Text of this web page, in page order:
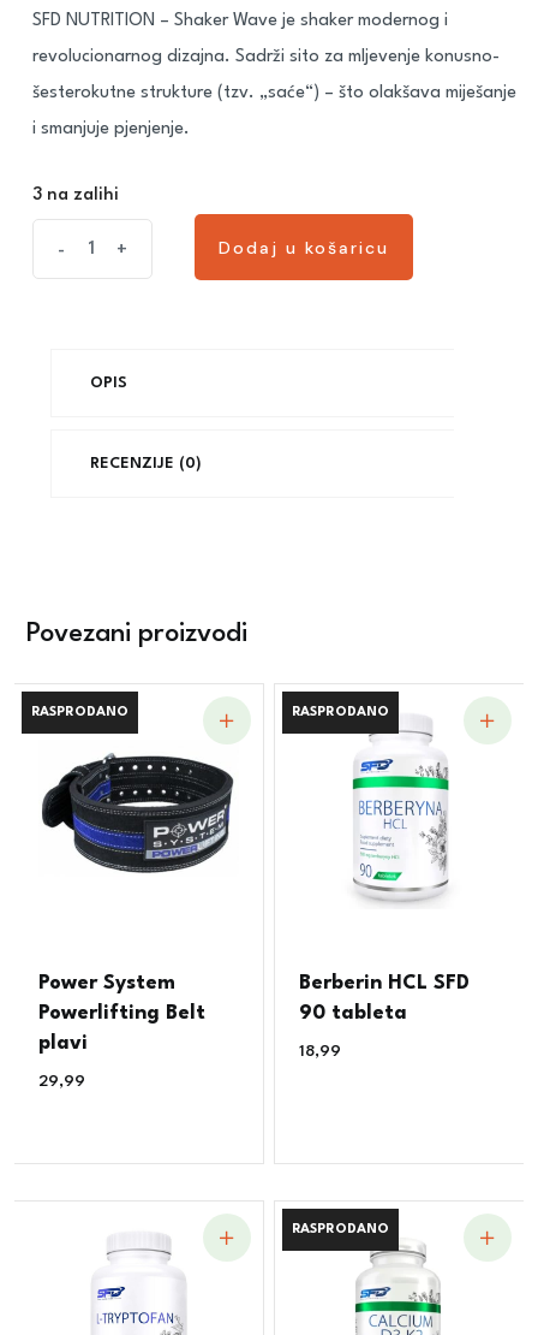
SFD NUTRITION – Shaker Wave je shaker modernog i
revolucionarnog dizajna. Sadrži sito za mljevenje konusno-
šesterokutne strukture (tzv. „saće“) – što olakšava miješanje
i smanjuje pjenjenje.
3 na zalihi
- +
Dodaj u košaricu
OPIS
RECENZIJE (0)
Povezani proizvodi
RASPRODANO
RASPRODANO
Power System
Powerlifting Belt
plavi
29,99
RASPRODANO
RASPRODANO
Berberin HCL SFD
90 tableta
18,99
RASPRODANO
RASPRODANO